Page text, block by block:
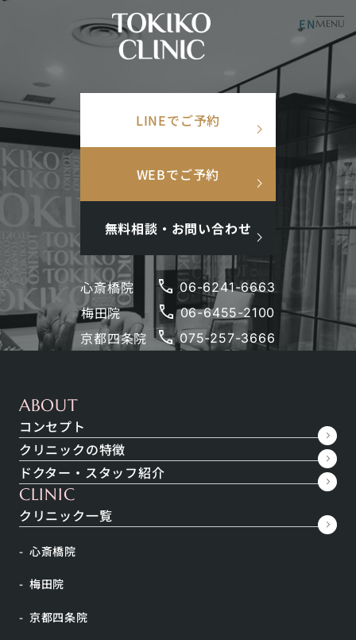
美容皮膚科× 美容内科 ENMENU
LINEでご予約
WEBでご予約
無料相談・お問い合わせ
心斎橋院 phone 06-6241-6663
梅田院 phone 06-6455-2100
京都四条院 phone 075-257-3666
ABOUT
コンセプト
クリニックの特徴
ドクター・スタッフ紹介
CLINIC
クリニック一覧
心斎橋院
梅田院
京都四条院
検索ワード
索
search
人気ワード
#美肌 #インナーケア#アンチエイジング#点滴
#ホルモン補充 #メンズ肌 #ニキビ跡
閉じる
紫外線で体がサビる⁉体を守る抗酸化作用を高める方法とは！
紫外線で体がサビる⁉体を
守る抗酸化作用を高める
方法とは！
2023.08.25更新日：2026.01.05 美白 美肌